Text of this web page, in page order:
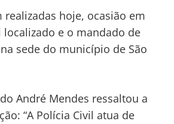
hoje, ocasião em
e o mandado de
sede do município de São
André Mendes ressaltou a
“A Polícia Civil atua de